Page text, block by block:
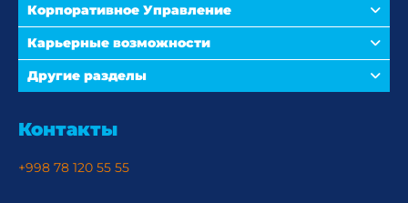
Корпоративное Управление
Карьерные возможности
Другие разделы
Контакты
+998 78 120 55 55